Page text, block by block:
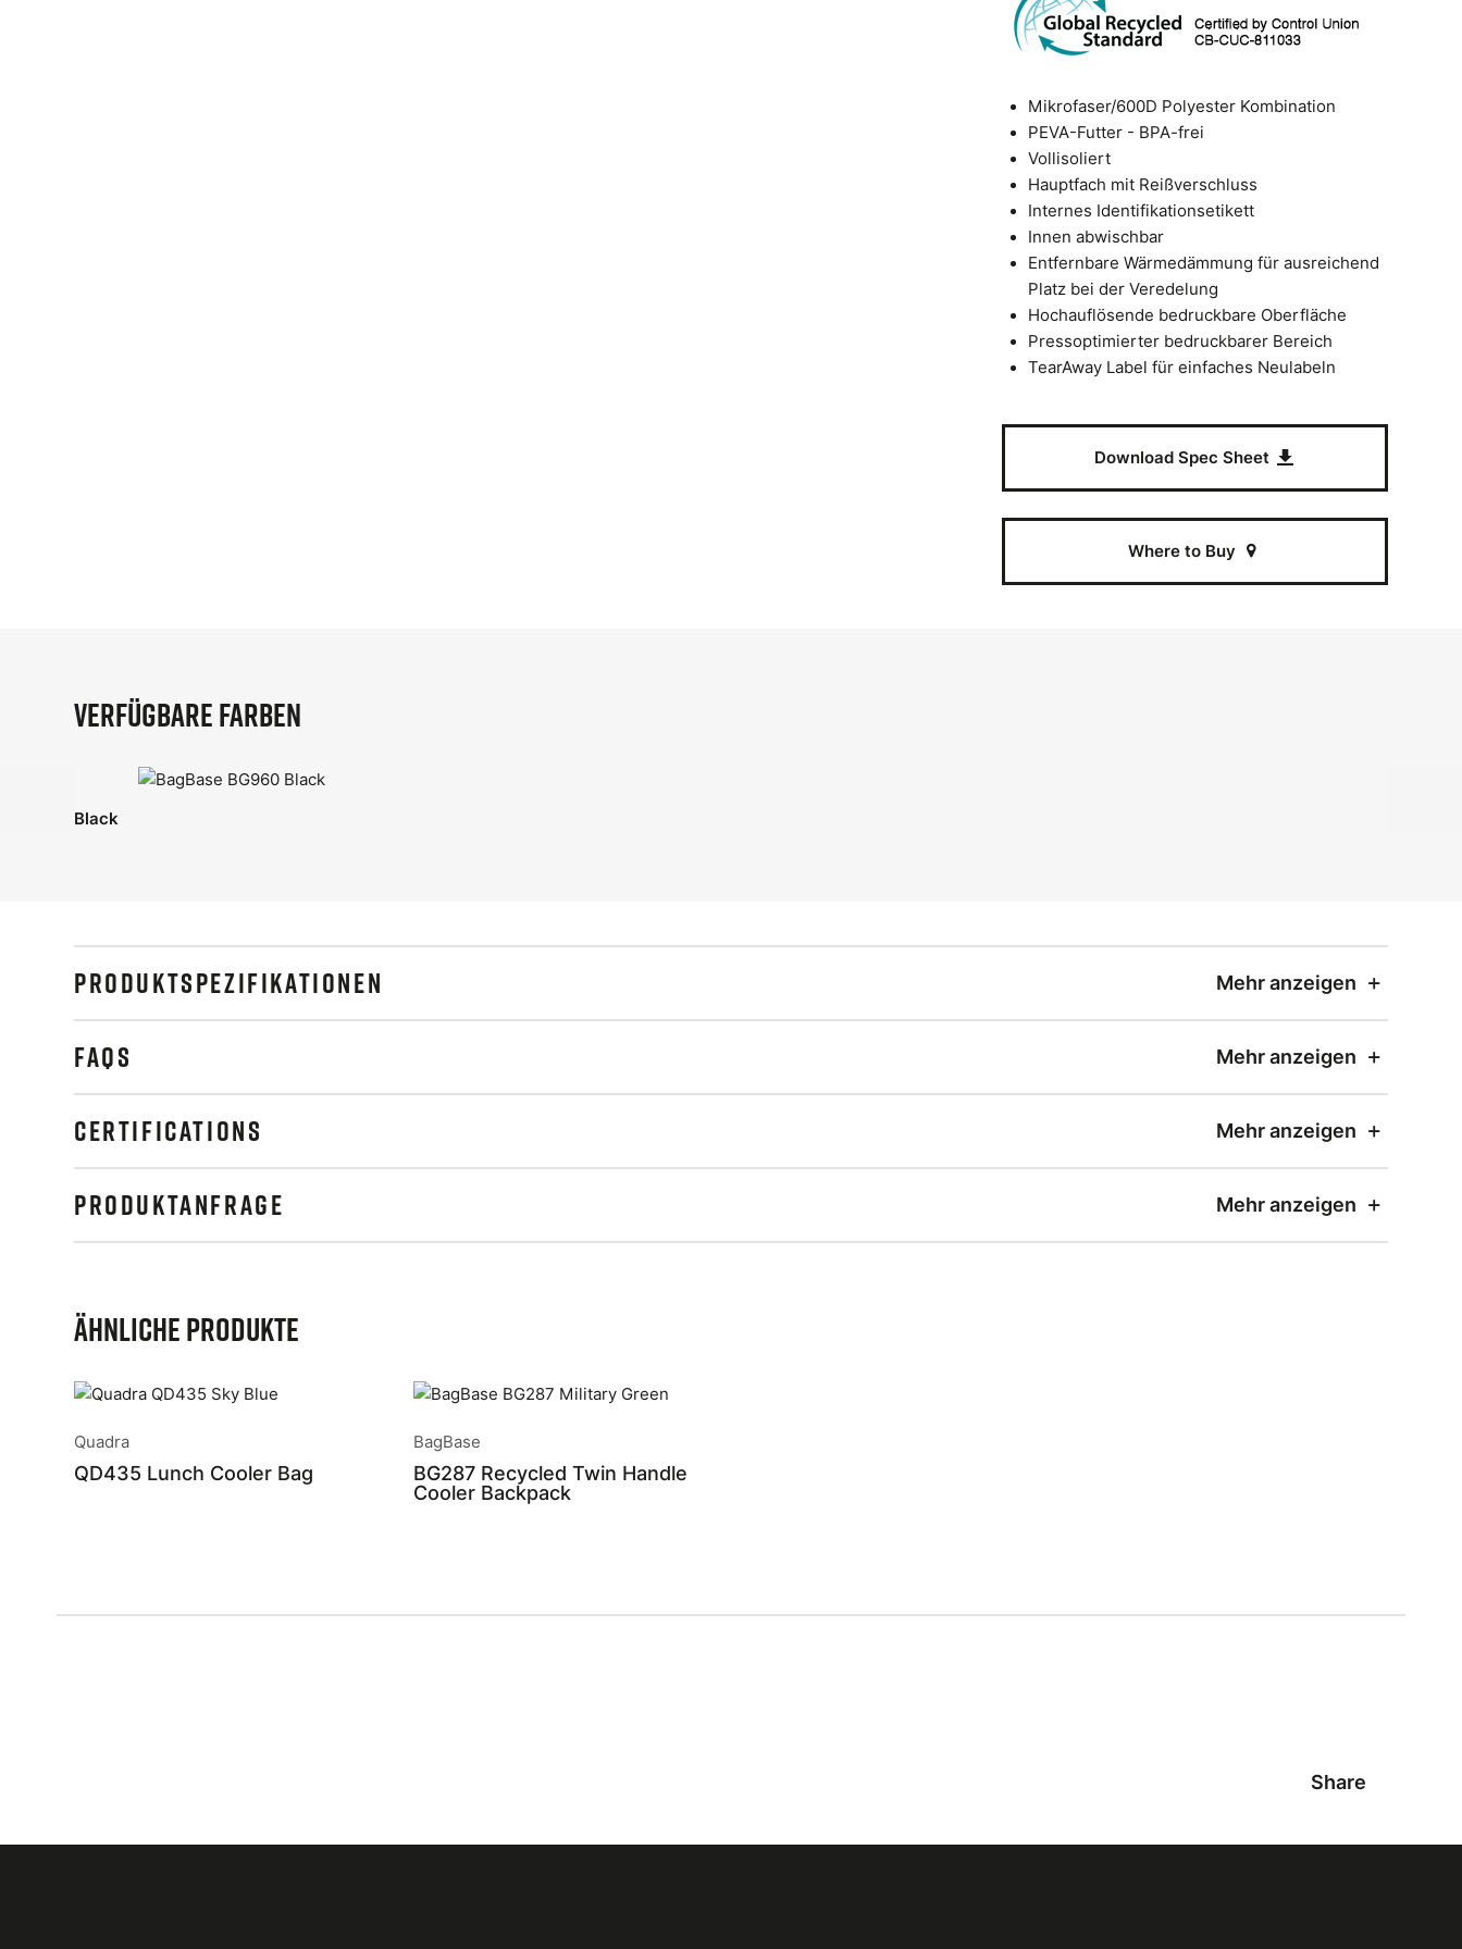
Mikrofaser/600D Polyester Kombination
PEVA-Futter - BPA-frei
Vollisoliert
Hauptfach mit Reißverschluss
Internes Identifikationsetikett
Innen abwischbar
Entfernbare Wärmedämmung für ausreichend
Platz bei der Veredelung
Hochauflösende bedruckbare Oberfläche
Pressoptimierter bedruckbarer Bereich
TearAway Label für einfaches Neulabeln
Download Spec Sheet
Where to Buy
Verfügbare Farben
Black
PRODUKTSPEZIFIKATIONEN Mehr anzeigen
FAQS Mehr anzeigen
CERTIFICATIONS Mehr anzeigen
PRODUKTANFRAGE Mehr anzeigen
Ähnliche Produkte
Quadra
QD435 Lunch Cooler Bag
BagBase
BG287 Recycled Twin Handle
Cooler Backpack
Share